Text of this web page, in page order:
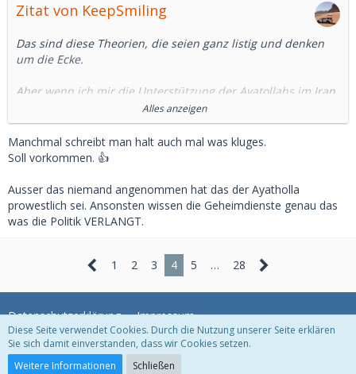
Zitat von KeepSmiling
Das sind diese Theorien, die seien ganz listig und denken
um die Ecke.
Aber wenn ich mir die Unterstützung der Ayatollahs im Iran
ansehen (von denen man glaubte, sie seien pro Westlich),
dann die Unterstützung von Saddam Hussein, weil man
glaubte, er könne den Iran besiegen und das Regime
stürzen. Dann der Krieg gegen denselbigen, weil man
Land.🤷‍♂️
Nach Husseins Hinrichtung, oh Wunder, war Assad in Syrien
Das BKA in Deutschland war nicht mal in der Lage eine seit
vielen Jahren gesuchte Terroristen im Internet zu finden.
Das machte ein Journalist mit verfügbarer Software.🤷‍♂️
Mittlerweile denke ich, die deutschen Geheimdienste
wissen wirklich nicht, wer Nordstream sprengte.
Alles anzeigen
Manchmal schreibt man halt auch mal was kluges.
Soll vorkommen. 👍
Ausser das niemand angenommen hat das der Ayatholla
prowestlich sei. Ansonsten wissen die Geheimdienste genau das
was die Politik VERLANGT.
1 2 3 4 5 … 28
Datenschutzerklärung Impressum
Community-Software:
Diese Seite verwendet Cookies. Durch die Nutzung unserer Seite erklären
Sie sich damit einverstanden, dass wir Cookies setzen.
Weitere Informationen
Schließen